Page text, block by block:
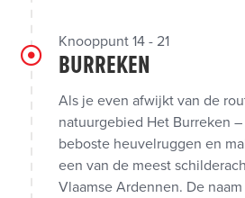
Knooppunt 14 - 21
BURREKEN
Als je even afwijkt van de
natuurgebied Het Burreken
beboste heuvelruggen en
een van de meest
Vlaamse Ardennen. De